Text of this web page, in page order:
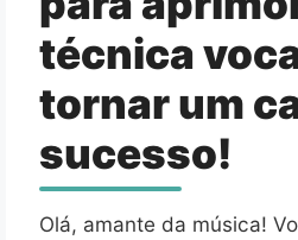
técnica
tornar um
sucesso!
Olá, amante da música!